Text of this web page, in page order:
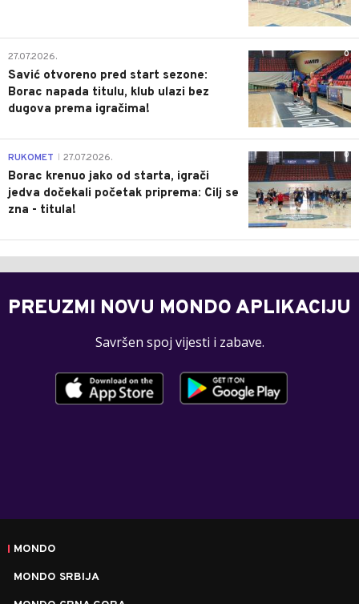
0
27.07.2026.
Savić otvoreno pred start sezone:
Borac napada titulu, klub ulazi bez
dugova prema igračima!
0
RUKOMET 27.07.2026.
Borac krenuo jako od starta, igrači
jedva dočekali početak priprema: Cilj se
zna - titula!
PREUZMI NOVU MONDO APLIKACIJU
Savršen spoj vijesti i zabave.
MONDO
MONDO SRBIJA